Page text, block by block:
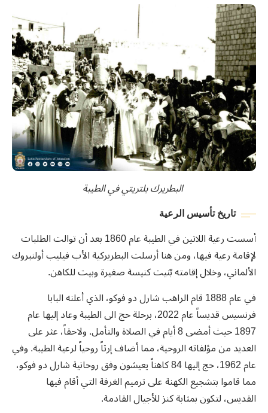
البطريرك بلتريتي في الطيبة
تاريخ تأسيس الرعية
أسست رعية اللاتين في الطيبة عام 1860 بعد أن توالت الطلبات
لإقامة رعية فيها، ومن هنا أرسلت البطريركية الأب فيليب أولنبروك
الألماني، وخلال إقامته بّنيت كنيسة صغيرة وبيت للكاهن.
في عام 1888 قام الراهب شارل دو فوكو، الذي أعلنه البابا
فرنسيس قديساً عام 2022، برحلة حج الى الطيبة وعاد إليها عام
1897 حيث أمضى 8 أيام في الصلاة والتأمل. ولاحقاً، عثر على
العديد من مؤلفاته الروحية، مما أضاف إرثاً روحياً لرعية الطيبة. وفي
عام 1962، حج إليها 84 كاهناً يعيشون وفق روحانية شارل دو فوكو،
مما قاموا بتشجيع الكهنة على ترميم الغرفة التي أقام فيها
القديس، لتكون بمثابة كنز للأجيال القادمة.